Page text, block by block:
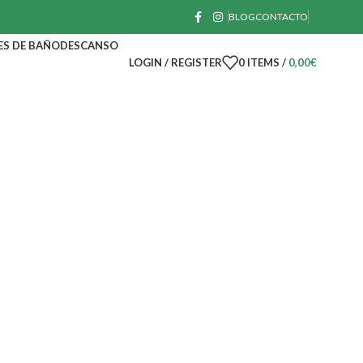
BLOGCONTACTO
DE BAÑODESCANSO
LOGIN / REGISTER 0 ITEMS / 0,00€